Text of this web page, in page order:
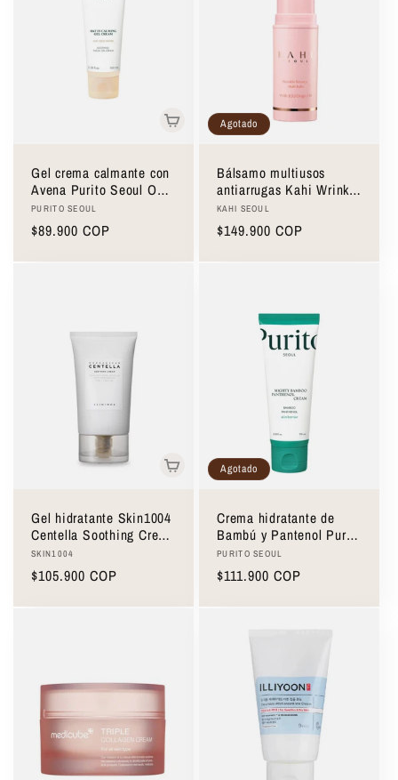
Gel crema calmante con
Avena Purito Seoul Oat-
In Calming Gel Cream
100 ml
Proveedor:
PURITO SEOUL
Precio
$89.900 COP
Agotado
Bálsamo multiusos
antiarrugas Kahi Wrinkle
Bounce Multi Balm 9g
Proveedor:
KAHI SEOUL
Precio
$149.900 COP
Gel hidratante Skin1004
Centella Soothing Cream
75ml
Proveedor:
SKIN1004
Precio
$105.900 COP
Agotado
Crema hidratante de
Bambú y Pantenol Purito
Seoul Mighty Bamboo
Panthenol Cream 100ml
Proveedor:
PURITO SEOUL
Precio
$111.900 COP